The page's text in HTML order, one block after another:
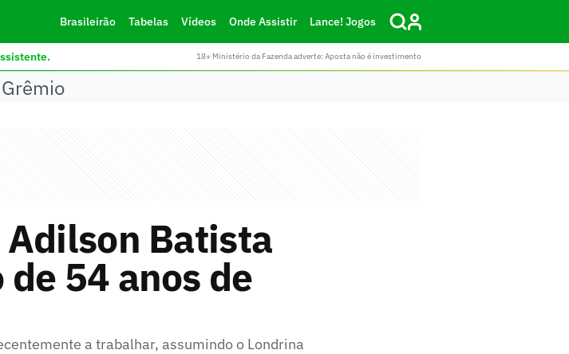
Brasileirão Tabelas Vídeos Onde Assistir Lance! Jogos
18+ Ministério da Fazenda adverte: Aposta não é investimento
Grêmio
Batista
54 anos de
a trabalhar, assumindo o Londrina